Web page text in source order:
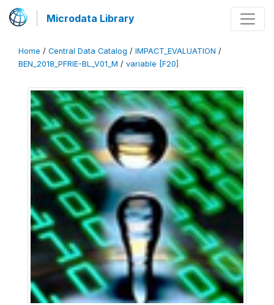
Microdata Library
Home / Central Data Catalog / IMPACT_EVALUATION /
BEN_2018_PFRIE-BL_V01_M / variable [F20]